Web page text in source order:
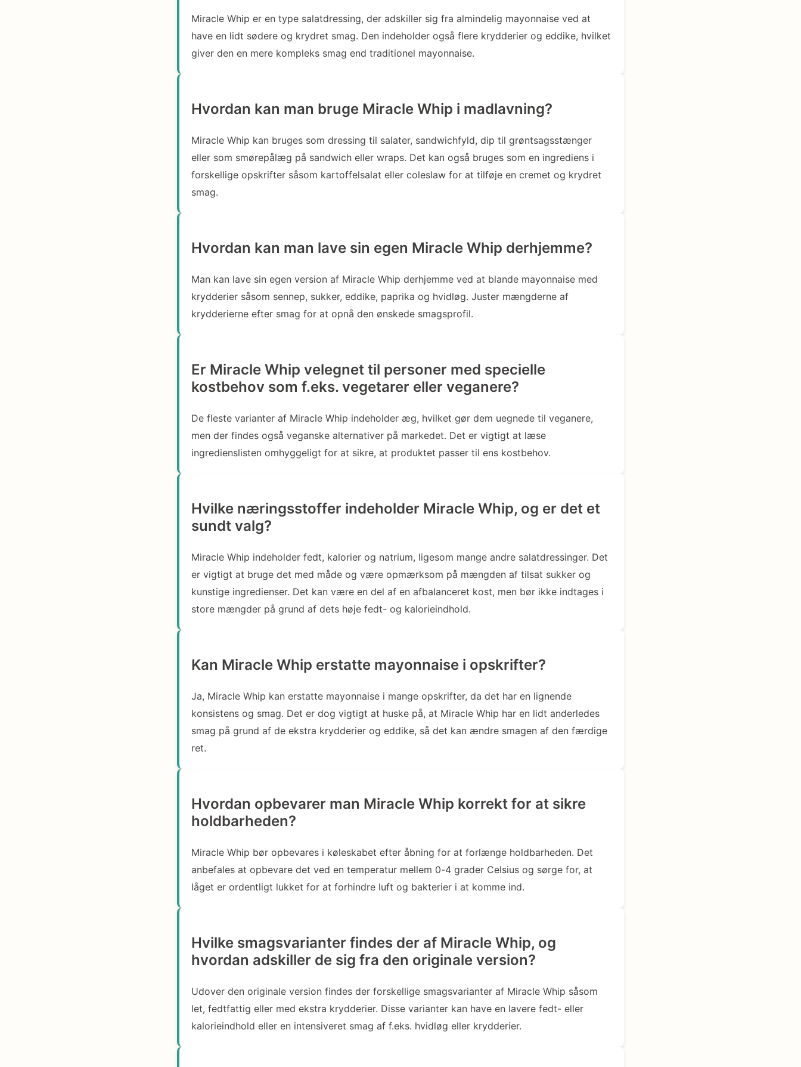
Miracle Whip er en type salatdressing, der adskiller sig fra almindelig mayonnaise ved at
have en lidt sødere og krydret smag. Den indeholder også flere krydderier og eddike, hvilket
giver den en mere kompleks smag end traditionel mayonnaise.
Hvordan kan man bruge Miracle Whip i madlavning?
Miracle Whip kan bruges som dressing til salater, sandwichfyld, dip til grøntsagsstænger
eller som smørepålæg på sandwich eller wraps. Det kan også bruges som en ingrediens i
forskellige opskrifter såsom kartoffelsalat eller coleslaw for at tilføje en cremet og krydret
smag.
Hvordan kan man lave sin egen Miracle Whip derhjemme?
Man kan lave sin egen version af Miracle Whip derhjemme ved at blande mayonnaise med
krydderier såsom sennep, sukker, eddike, paprika og hvidløg. Juster mængderne af
krydderierne efter smag for at opnå den ønskede smagsprofil.
Er Miracle Whip velegnet til personer med specielle
kostbehov som f.eks. vegetarer eller veganere?
De fleste varianter af Miracle Whip indeholder æg, hvilket gør dem uegnede til veganere,
men der findes også veganske alternativer på markedet. Det er vigtigt at læse
ingredienslisten omhyggeligt for at sikre, at produktet passer til ens kostbehov.
Hvilke næringsstoffer indeholder Miracle Whip, og er det et
sundt valg?
Miracle Whip indeholder fedt, kalorier og natrium, ligesom mange andre salatdressinger. Det
er vigtigt at bruge det med måde og være opmærksom på mængden af tilsat sukker og
kunstige ingredienser. Det kan være en del af en afbalanceret kost, men bør ikke indtages i
store mængder på grund af dets høje fedt- og kalorieindhold.
Kan Miracle Whip erstatte mayonnaise i opskrifter?
Ja, Miracle Whip kan erstatte mayonnaise i mange opskrifter, da det har en lignende
konsistens og smag. Det er dog vigtigt at huske på, at Miracle Whip har en lidt anderledes
smag på grund af de ekstra krydderier og eddike, så det kan ændre smagen af den færdige
ret.
Hvordan opbevarer man Miracle Whip korrekt for at sikre
holdbarheden?
Miracle Whip bør opbevares i køleskabet efter åbning for at forlænge holdbarheden. Det
anbefales at opbevare det ved en temperatur mellem 0-4 grader Celsius og sørge for, at
låget er ordentligt lukket for at forhindre luft og bakterier i at komme ind.
Hvilke smagsvarianter findes der af Miracle Whip, og
hvordan adskiller de sig fra den originale version?
Udover den originale version findes der forskellige smagsvarianter af Miracle Whip såsom
let, fedtfattig eller med ekstra krydderier. Disse varianter kan have en lavere fedt- eller
kalorieindhold eller en intensiveret smag af f.eks. hvidløg eller krydderier.